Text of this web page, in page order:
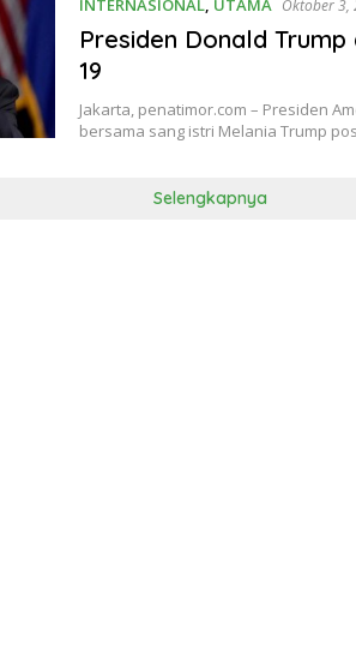
INTERNASIONAL, UTAMA Oktober 3,
Presiden Donald
19
Jakarta, penatimor.com – Presiden
bersama sang istri Melania Trump
Selengkapnya